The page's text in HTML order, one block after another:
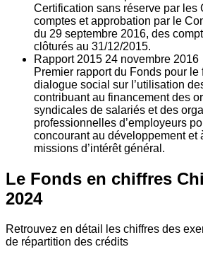
Certification sans réserve par les
comptes et approbation par le
du 29 septembre 2016, des
clôturés au 31/12/2015.
Rapport 2015 24 novembre 2016
Premier rapport du Fonds pour le
dialogue social sur l’utilisation
contribuant au financement des
syndicales de salariés et des
professionnelles d’employeurs
concourant au développement et
missions d’intérêt général.
Le Fonds en chiffres
2024
Retrouvez en détail les chiffres des
de répartition des crédits